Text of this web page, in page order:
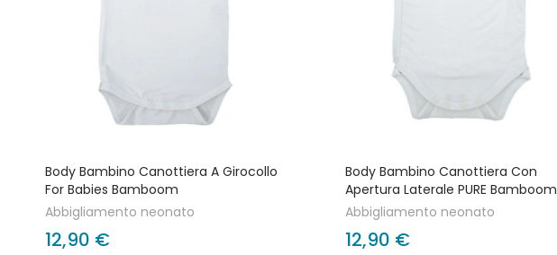
Body Bambino Canottiera A Girocollo
For Babies Bamboom
Abbigliamento neonato
12,90 €
Body Bambino Canottiera Con
Apertura Laterale PURE Bamboom
Abbigliamento neonato
12,90 €